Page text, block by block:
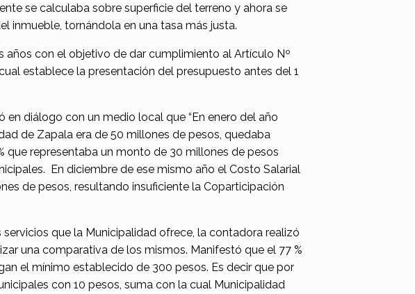
se calculaba sobre superficie del terreno y ahora se
inmueble, tornándola en una tasa más justa.
años con el objetivo de dar cumplimiento al Artículo Nº
establece la presentación del presupuesto antes del 1
en diálogo con un medio local que “En enero del año
de Zapala era de 50 millones de pesos, quedaba
que representaba un monto de 30 millones de pesos
En diciembre de ese mismo año el Costo Salarial
de pesos, resultando insuficiente la Coparticipación
que la Municipalidad ofrece, la contadora realizó
una comparativa de los mismos. Manifestó que el 77 %
el mínimo establecido de 300 pesos. Es decir que por
con 10 pesos, suma con la cual Municipalidad